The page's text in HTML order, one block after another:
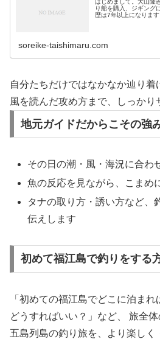
はじめまして。大山隆
り船を購入、ジギング
歴は7年以上になりま
soreike-taishimaru.com
自分たちだけではなかなか辿り着
風を読んだ攻め方まで、しっかり
地元ガイドだからこその強
その日の潮・風・海況に合わ
魚の反応を見ながら、こまめ
タナの取り方・誘い方など、
伝えします
初めて福江島で釣りをする
「初めての福江島でどこに泊ま
どうすればいい？」など、 旅全体
五島列島の釣り旅を、より楽しく